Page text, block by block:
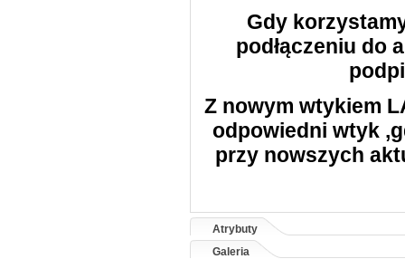
Gdy
podłączeniu do
Z nowym wtykiem
odpowiedni wtyk
przy nowszych
Atrybuty
Galeria